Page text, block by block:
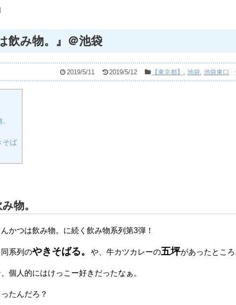
飲み物。』＠池袋
2019/5/11 2019/5/12 【東京都】 , 池袋, 池袋東口
そば
物。
かつは飲み物。に続く飲み物系列第3弾！
系列のやきそばる。 や、牛カツカレーの五坪があったところ
個人的にはけっこー好きだったなぁ。
たんだろ？